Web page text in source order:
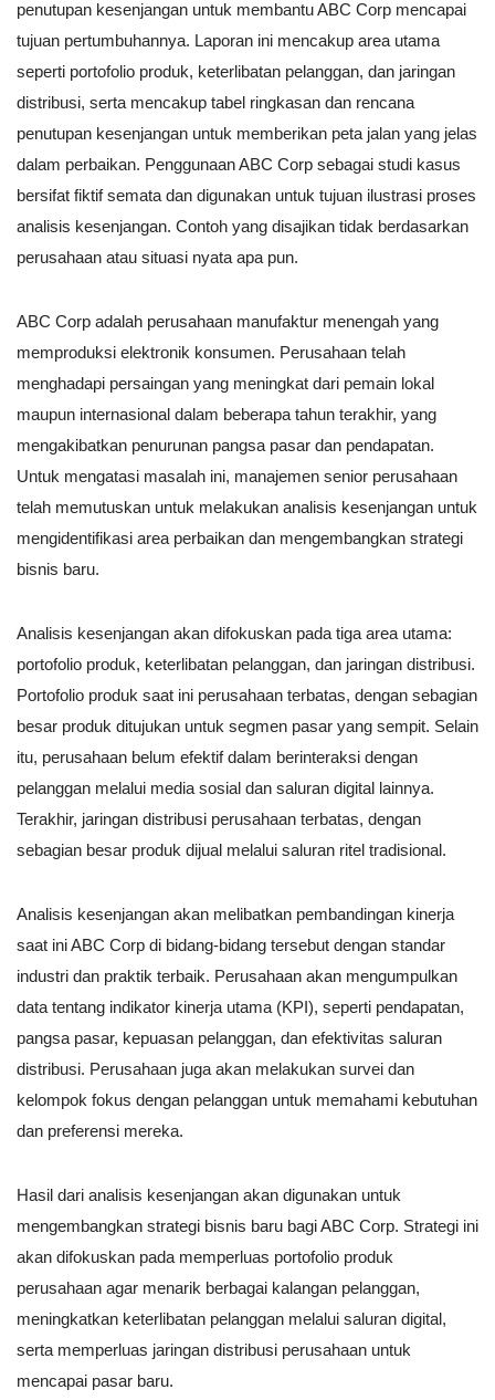
penutupan kesenjangan untuk membantu ABC Corp mencapai
tujuan pertumbuhannya. Laporan ini mencakup area utama
seperti portofolio produk, keterlibatan pelanggan, dan jaringan
distribusi, serta mencakup tabel ringkasan dan rencana
penutupan kesenjangan untuk memberikan peta jalan yang jelas
dalam perbaikan. Penggunaan ABC Corp sebagai studi kasus
bersifat fiktif semata dan digunakan untuk tujuan ilustrasi proses
analisis kesenjangan. Contoh yang disajikan tidak berdasarkan
perusahaan atau situasi nyata apa pun.
ABC Corp adalah perusahaan manufaktur menengah yang
memproduksi elektronik konsumen. Perusahaan telah
menghadapi persaingan yang meningkat dari pemain lokal
maupun internasional dalam beberapa tahun terakhir, yang
mengakibatkan penurunan pangsa pasar dan pendapatan.
Untuk mengatasi masalah ini, manajemen senior perusahaan
telah memutuskan untuk melakukan analisis kesenjangan untuk
mengidentifikasi area perbaikan dan mengembangkan strategi
bisnis baru.
Analisis kesenjangan akan difokuskan pada tiga area utama:
portofolio produk, keterlibatan pelanggan, dan jaringan distribusi.
Portofolio produk saat ini perusahaan terbatas, dengan sebagian
besar produk ditujukan untuk segmen pasar yang sempit. Selain
itu, perusahaan belum efektif dalam berinteraksi dengan
pelanggan melalui media sosial dan saluran digital lainnya.
Terakhir, jaringan distribusi perusahaan terbatas, dengan
sebagian besar produk dijual melalui saluran ritel tradisional.
Analisis kesenjangan akan melibatkan pembandingan kinerja
saat ini ABC Corp di bidang-bidang tersebut dengan standar
industri dan praktik terbaik. Perusahaan akan mengumpulkan
data tentang indikator kinerja utama (KPI), seperti pendapatan,
pangsa pasar, kepuasan pelanggan, dan efektivitas saluran
distribusi. Perusahaan juga akan melakukan survei dan
kelompok fokus dengan pelanggan untuk memahami kebutuhan
dan preferensi mereka.
Hasil dari analisis kesenjangan akan digunakan untuk
mengembangkan strategi bisnis baru bagi ABC Corp. Strategi ini
akan difokuskan pada memperluas portofolio produk
perusahaan agar menarik berbagai kalangan pelanggan,
meningkatkan keterlibatan pelanggan melalui saluran digital,
serta memperluas jaringan distribusi perusahaan untuk
mencapai pasar baru.